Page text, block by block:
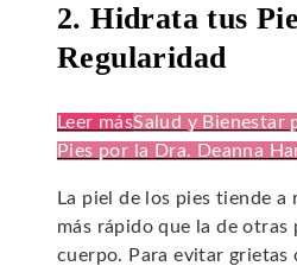
2. Hidrata tus
Regularidad
Leer másSalud y Bienestar
Pies por la Dra. Deanna
La piel de los pies tiende a
más rápido que la de otras
cuerpo. Para evitar grietas